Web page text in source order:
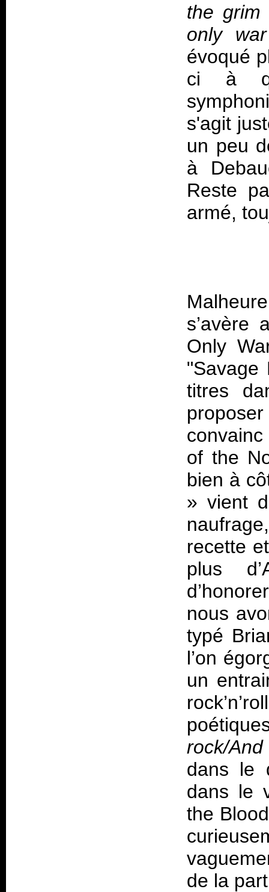
the grim
only
évoqué
ci à
s'agit
un peu
à
Reste
s’avère
Only
"Savage
titres
of the
bien à
» vient
recette
plus
nous
typé
l’on
un
rock/
dans le
dans le
the
de la